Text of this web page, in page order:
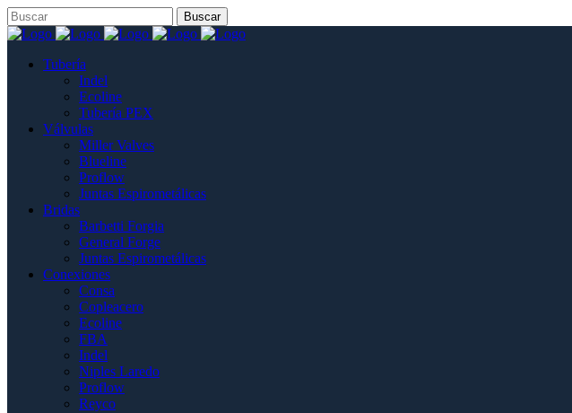
Tubería
Indel
Ecoline
Tubería PEX
Válvulas
Miller Valves
Blueline
Proflow
Juntas Espirometálicas
Bridas
Barbetti Forgia
General Forge
Juntas Espirometálicas
Conexiones
Consa
Copleacero
Ecoline
FBA
Indel
Niples Laredo
Proflow
Reyco